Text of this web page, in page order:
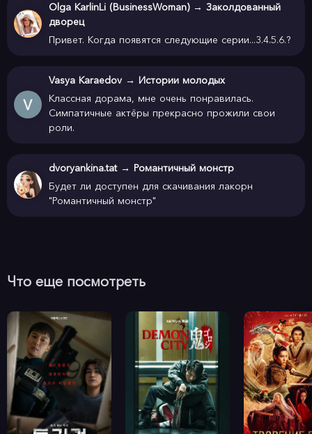
Olga KarlinLi (BusinessWoman) → Заколдованный
дворец
Привет. Когда появятся следующие серии...3.4.5.6.?
Vasya Karaedov → Истории молодых
Классная дорама, мне очень понравилась.
Симпатичные актёры прекрасно прожили свои
роли.
dvoryankina.tat → Романтичный монстр
Будет ли доступен для скачивания лакорн
"Романтичный монстр"
Что еще посмотреть